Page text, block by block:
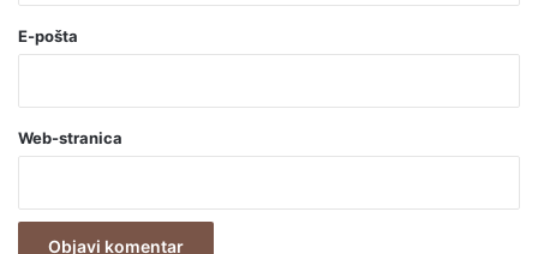
o
a
v
z
E-pošta
Web-stranica